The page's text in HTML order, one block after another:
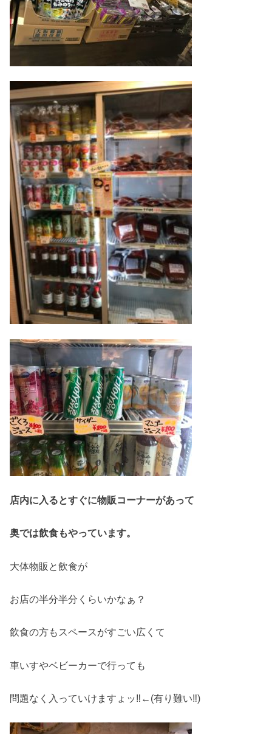
店内に入るとすぐに物販コーナーがあって
奥では飲食もやっています。
大体物販と飲食が
お店の半分半分くらいかなぁ？
飲食の方もスペースがすごい広くて
車いすやベビーカーで行っても
問題なく入っていけますょッ‼←(有り難い‼)